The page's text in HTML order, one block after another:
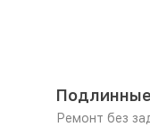
Ремонт без